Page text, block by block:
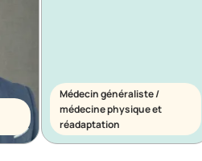
Médecin généraliste /
médecine physique et
réadaptation